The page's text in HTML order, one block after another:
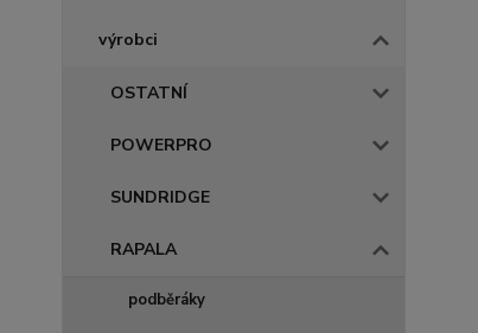
výrobci
OSTATNÍ
POWERPRO
SUNDRIDGE
RAPALA
podběráky